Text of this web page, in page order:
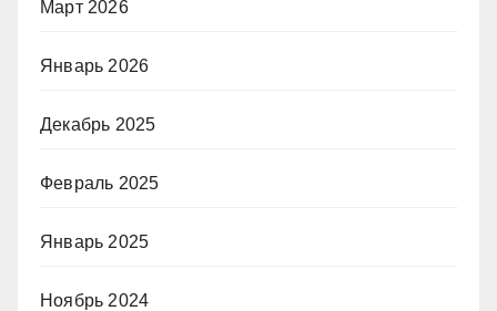
Март 2026
Январь 2026
Декабрь 2025
Февраль 2025
Январь 2025
Ноябрь 2024